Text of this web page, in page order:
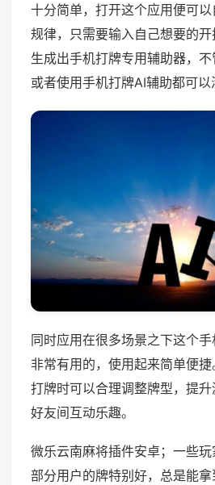
十分简单，打开这个应用便可
规律，只需要输入自己想要的
生成出手机打牌专用辅助器，
或者使用手机打牌AI辅助都可以
同时应用在很多场景之下这个
非常有用的，使用起来简单便
打牌时可以合理调整牌型，提
好友间互动乐趣。
微乐云南麻将插件安卓；一些
部分用户的牌特别好，总是能